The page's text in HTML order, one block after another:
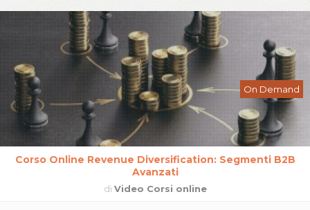
Corso Online Revenue Diversification: Segmenti B2B
Avanzati
di Video Corsi online
On Demand